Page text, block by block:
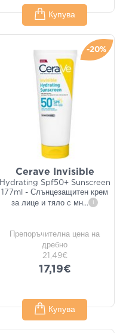
Купува
-20%
Cerave Invisible
Hydrating Spf50+ Sunscreen
177ml - Слънцезащитен крем
за лице и тяло с мн... i
Препоръчителна цена на
дребно
21,49€
17,19€
Купува